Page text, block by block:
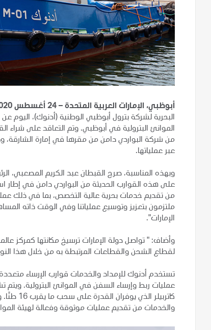
أبوظبي، الإمارات العربية المتحدة – 24 أغسطس 2020
البحرية لشركة بترول أبوظبي الوطنية (أدنوك)، اليوم
من شركة البواردي دامن من مقرها في إمارة الشارقة،
عبر عملياتها.
وبهذه المناسبة، صرح القبطان عبد الكريم المصعبي،
على هذه القوارب الحديثة من البواردي دامن في إطار
من تقديم خدمات بحرية عالية التخصص، بما في ذلك
ملتزمون بتعزيز وتوسيع عملياتنا وفي الوقت ذاته
الإمارات".
وأضاف: " تواصل دولة الإمارات ترسيخ مكانتها كمركز
لقطاع الشحن والقطاعات المرتبطة به من خلال هذا
تستخدم أدنوك للإمداد والخدمات قوارب الإرساء
عمليات ربط وإرساء السفن في الموانئ البترولية.
والخدمات من تقديم عمليات موثوقة وفعالة لهيئة